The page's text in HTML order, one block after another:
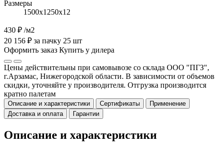
Размеры
1500х1250х12
430 ₽ /м2
20 156 ₽ за пачку 25 шт
Оформить заказ Купить у дилера
Цены действительны при самовывозе со склада ООО "ПГЗ",
г.Арзамас, Нижегородской области. В зависимости от объемов
скидки, уточняйте у производителя. Отгрузка производится
кратно палетам
Описание и характеристики Сертификаты
Применение
Доставка и оплата
Гарантии
Описание и характеристики